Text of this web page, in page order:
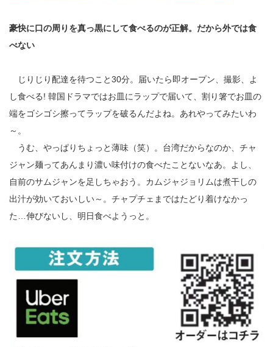
豪快に口の周りを真っ黒にして食べるのが正解。だから外では食
べない
じりじり配達を待つこと30分。届いたら即オープン、撮影、よ
し食べる! 韓国ドラマではお皿にラップで届いて、割り箸でお皿の
端をゴシゴシ擦ってラップを破るんだよね。あれやってみたいわ
～。
うむ、やっぱりちょっと薄味（笑）。台湾だからなのか、チャ
ジャン麺ってあんまり濃い味付けの食べたことないなあ。よし、
自前のサムジャンを足しちゃおう。カムジャジョリムは煮干しの
出汁が効いておいしい～。チャプチェまではたどり着けなかっ
た…伸びないし、明日食べようっと。